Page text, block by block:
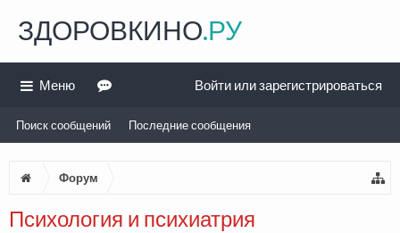
Форум
Психология и психиатрия
ЗДОРОВКИНО.РУ
Меню
Поиск сообщений Последние сообщения
Войти или зарегистрироваться